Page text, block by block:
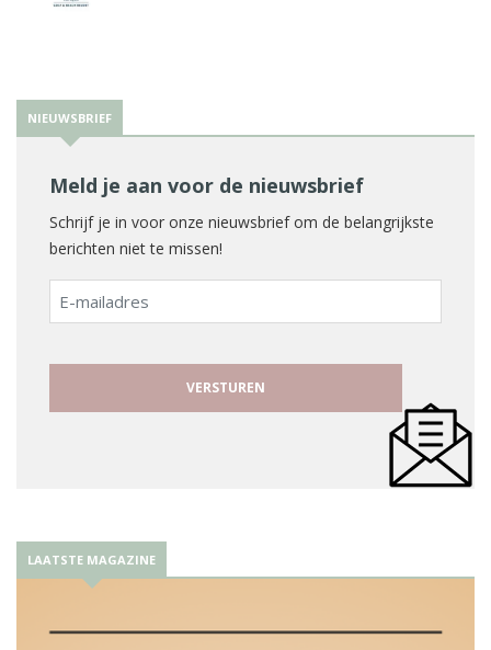
NIEUWSBRIEF
Meld je aan voor de nieuwsbrief
Schrijf je in voor onze nieuwsbrief om de belangrijkste
berichten niet te missen!
E-
mailadres
LAATSTE MAGAZINE